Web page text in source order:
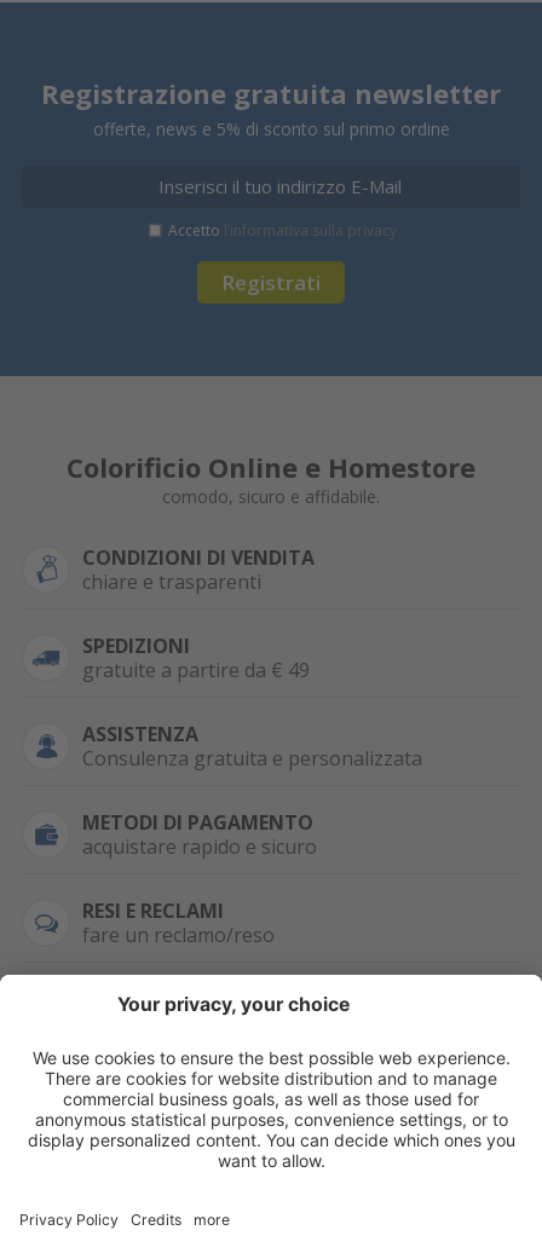
Registrazione gratuita newsletter
offerte, news e 5% di sconto sul primo ordine
Registrati
Accetto l’informativa sulla privacy
Colorificio Online e Homestore
comodo, sicuro e affidabile.
CONDIZIONI DI VENDITA
chiare e trasparenti
SPEDIZIONI
gratuite a partire da € 49
ASSISTENZA
Consulenza gratuita e personalizzata
METODI DI PAGAMENTO
acquistare rapido e sicuro
RESI E RECLAMI
fare un reclamo/reso
SEMPRE DISPONIBILE
0471 506798
WHATSAPP
+39 376 2951129
HAI LA PARTITA
IVA?
Per ordini, offerte,
prezzi speciali e
ulteriori articoli